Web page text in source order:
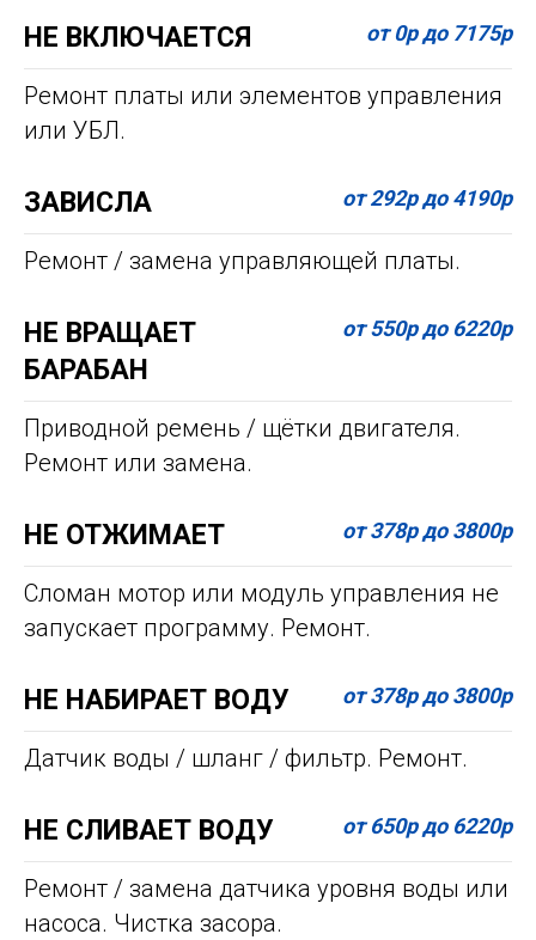
НЕ ВКЛЮЧАЕТСЯ от 0р до 7175р
Ремонт платы или элементов управления
или УБЛ.
ЗАВИСЛА от 292р до 4190р
Ремонт / замена управляющей платы.
НЕ ВРАЩАЕТ
БАРАБАН
от 550р до 6220р
Приводной ремень / щётки двигателя.
Ремонт или замена.
НЕ ОТЖИМАЕТ от 378р до 3800р
Сломан мотор или модуль управления не
запускает программу. Ремонт.
НЕ НАБИРАЕТ ВОДУ от 378р до 3800р
Датчик воды / шланг / фильтр. Ремонт.
НЕ СЛИВАЕТ ВОДУ от 650р до 6220р
Ремонт / замена датчика уровня воды или
насоса. Чистка засора.